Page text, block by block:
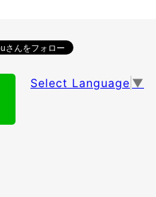
Select Language ▼